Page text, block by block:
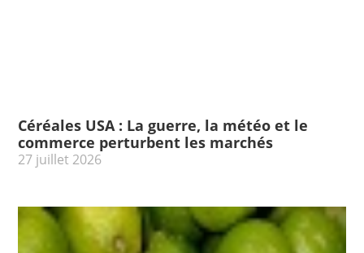
Céréales USA : La guerre, la météo et le
commerce perturbent les marchés
27 juillet 2026